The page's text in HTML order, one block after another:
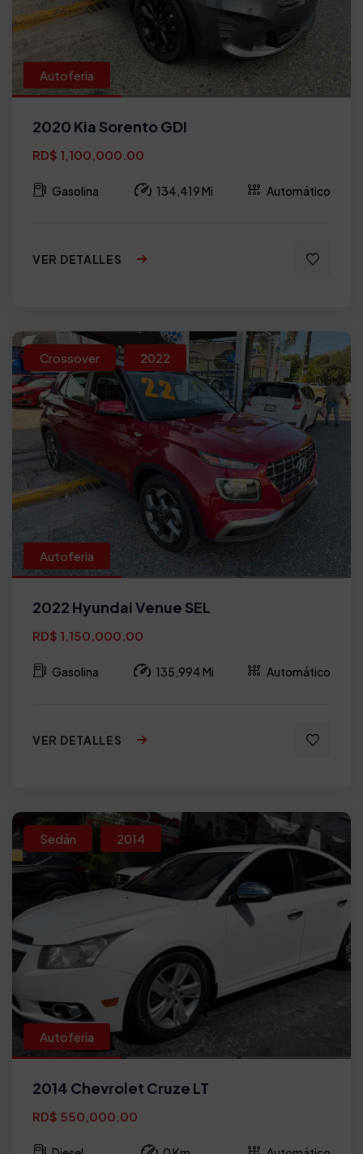
Autoferia
2020 Kia Sorento GDI
RD$ 1,100,000.00
Gasolina 134,419 Mi Automático
VER DETALLES
Crossover 2022
Autoferia
2022 Hyundai Venue SEL
RD$ 1,150,000.00
Gasolina 135,994 Mi Automático
VER DETALLES
Sedán 2014
Autoferia
2014 Chevrolet Cruze LT
RD$ 550,000.00